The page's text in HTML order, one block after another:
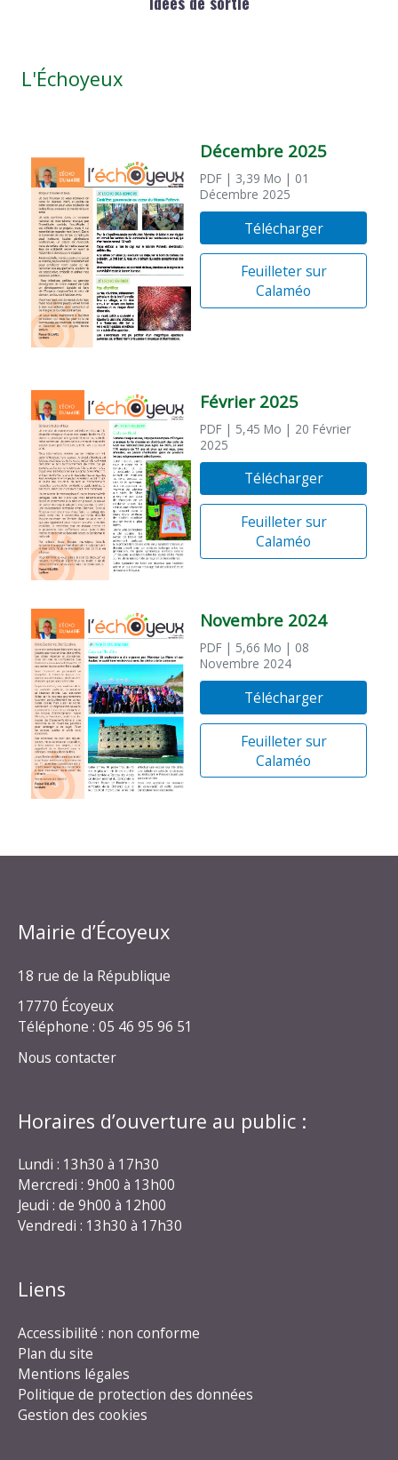
L'Échoyeux
Décembre 2025
PDF | 3,39 Mo | 01
Décembre 2025
Télécharger
Feuilleter sur
Calaméo
Février 2025
PDF | 5,45 Mo | 20 Février
2025
Télécharger
Feuilleter sur
Calaméo
Novembre 2024
PDF | 5,66 Mo | 08
Novembre 2024
Télécharger
Feuilleter sur
Calaméo
Mairie d’Écoyeux
18 rue de la République
17770 Écoyeux
Téléphone : 05 46 95 96 51
Nous contacter
Horaires d’ouverture au public :
Lundi : 13h30 à 17h30
Mercredi : 9h00 à 13h00
Jeudi : de 9h00 à 12h00
Vendredi : 13h30 à 17h30
Liens
Accessibilité : non conforme
Plan du site
Mentions légales
Politique de protection des données
Gestion des cookies